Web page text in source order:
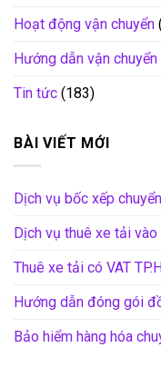
Hoạt động vận chuyển
Hướng dẫn vận chuyển
Tin tức (183)
BÀI VIẾT MỚI
Dịch vụ bốc xếp
Dịch vụ thuê xe tải
Thuê xe tải có VAT
Hướng dẫn đóng gói
Bảo hiểm hàng hóa